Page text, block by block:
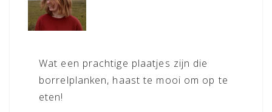
Wat een prachtige plaatjes zijn die
borrelplanken, haast te mooi om op te
eten!